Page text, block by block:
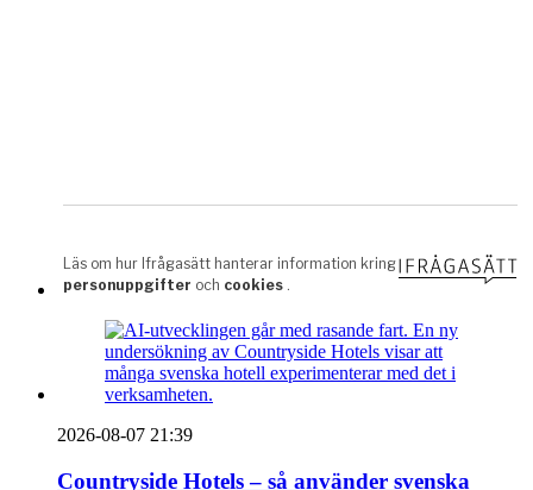
2026-08-07 21:39
Countryside Hotels – så använder svenska